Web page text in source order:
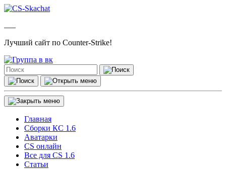
Лучший сайт по Counter-Strike!
Главная
Сборки КС 1.6
Аватарки
CS онлайн
Все для CS 1.6
Статьи